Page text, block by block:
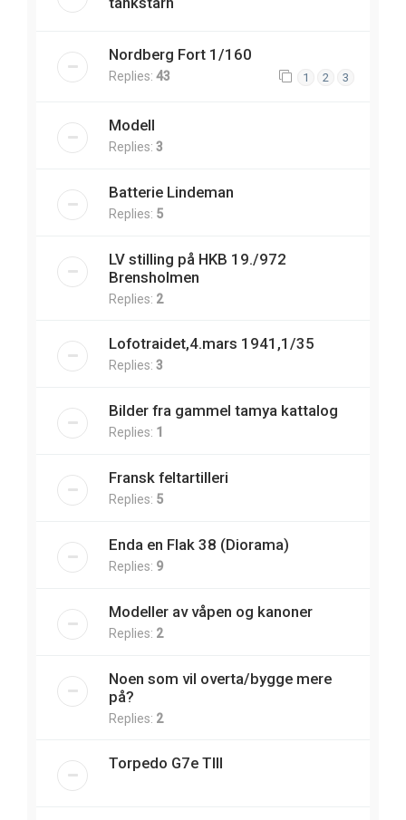
Nordberg Fort 1/160
Replies: 43 1 2 3
Modell
Replies: 3
Batterie Lindeman
Replies: 5
LV stilling på HKB 19./972
Brensholmen
Replies: 2
Lofotraidet,4.mars 1941,1/35
Replies: 3
Bilder fra gammel tamya kattalog
Replies: 1
Fransk feltartilleri
Replies: 5
Enda en Flak 38 (Diorama)
Replies: 9
Modeller av våpen og kanoner
Replies: 2
Noen som vil overta/bygge mere
på?
Replies: 2
Torpedo G7e TIII